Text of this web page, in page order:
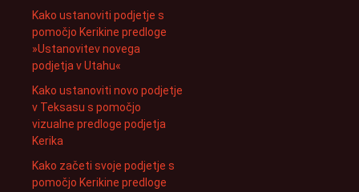
Kako ustanoviti podjetje s
pomočjo Kerikine predloge
»Ustanovitev novega
podjetja v Utahu«
Kako ustanoviti novo podjetje
v Teksasu s pomočjo
vizualne predloge podjetja
Kerika
Kako začeti svoje podjetje s
pomočjo Kerikine predloge